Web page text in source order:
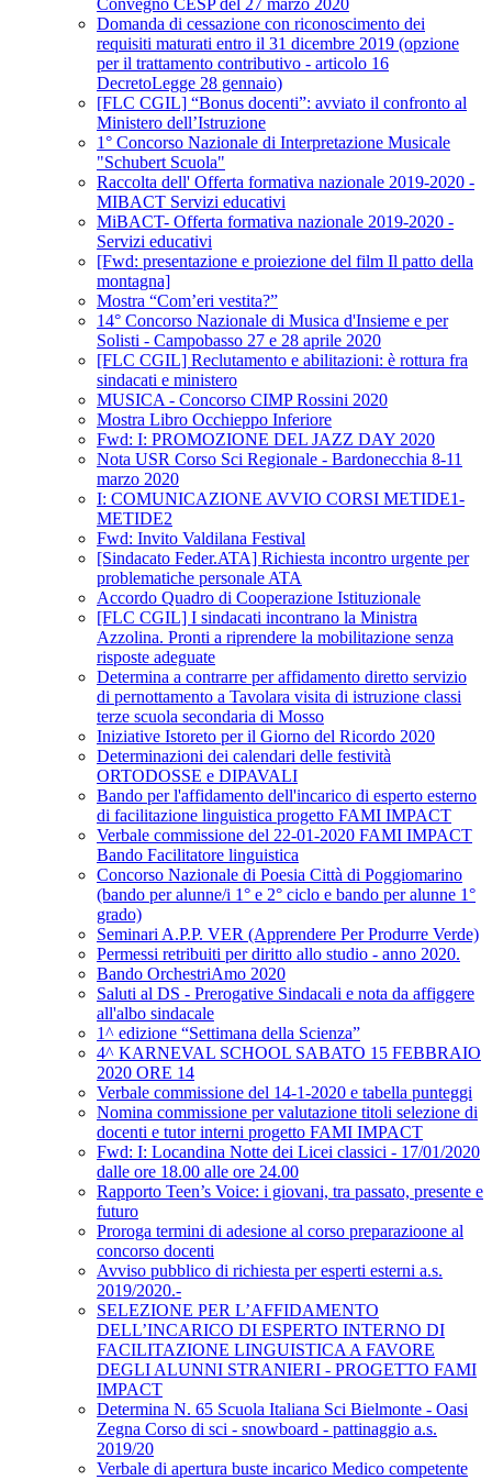
Convegno CESP del 27 marzo 2020
Domanda di cessazione con riconoscimento dei
requisiti maturati entro il 31 dicembre 2019 (opzione
per il trattamento contributivo - articolo 16
DecretoLegge 28 gennaio)
[FLC CGIL] “Bonus docenti”: avviato il confronto al
Ministero dell’Istruzione
1° Concorso Nazionale di Interpretazione Musicale
"Schubert Scuola"
Raccolta dell' Offerta formativa nazionale 2019-2020 -
MIBACT Servizi educativi
MiBACT- Offerta formativa nazionale 2019-2020 -
Servizi educativi
[Fwd: presentazione e proiezione del film Il patto della
montagna]
Mostra “Com’eri vestita?”
14° Concorso Nazionale di Musica d'Insieme e per
Solisti - Campobasso 27 e 28 aprile 2020
[FLC CGIL] Reclutamento e abilitazioni: è rottura fra
sindacati e ministero
MUSICA - Concorso CIMP Rossini 2020
Mostra Libro Occhieppo Inferiore
Fwd: I: PROMOZIONE DEL JAZZ DAY 2020
Nota USR Corso Sci Regionale - Bardonecchia 8-11
marzo 2020
I: COMUNICAZIONE AVVIO CORSI METIDE1-
METIDE2
Fwd: Invito Valdilana Festival
[Sindacato Feder.ATA] Richiesta incontro urgente per
problematiche personale ATA
Accordo Quadro di Cooperazione Istituzionale
[FLC CGIL] I sindacati incontrano la Ministra
Azzolina. Pronti a riprendere la mobilitazione senza
risposte adeguate
Determina a contrarre per affidamento diretto servizio
di pernottamento a Tavolara visita di istruzione classi
terze scuola secondaria di Mosso
Iniziative Istoreto per il Giorno del Ricordo 2020
Determinazioni dei calendari delle festività
ORTODOSSE e DIPAVALI
Bando per l'affidamento dell'incarico di esperto esterno
di facilitazione linguistica progetto FAMI IMPACT
Verbale commissione del 22-01-2020 FAMI IMPACT
Bando Facilitatore linguistica
Concorso Nazionale di Poesia Città di Poggiomarino
(bando per alunne/i 1° e 2° ciclo e bando per alunne 1°
grado)
Seminari A.P.P. VER (Apprendere Per Produrre Verde)
Permessi retribuiti per diritto allo studio - anno 2020.
Bando OrchestriAmo 2020
Saluti al DS - Prerogative Sindacali e nota da affiggere
all'albo sindacale
1^ edizione “Settimana della Scienza”
4^ KARNEVAL SCHOOL SABATO 15 FEBBRAIO
2020 ORE 14
Verbale commissione del 14-1-2020 e tabella punteggi
Nomina commissione per valutazione titoli selezione di
docenti e tutor interni progetto FAMI IMPACT
Fwd: I: Locandina Notte dei Licei classici - 17/01/2020
dalle ore 18.00 alle ore 24.00
Rapporto Teen’s Voice: i giovani, tra passato, presente e
futuro
Proroga termini di adesione al corso preparazioone al
concorso docenti
Avviso pubblico di richiesta per esperti esterni a.s.
2019/2020.-
SELEZIONE PER L’AFFIDAMENTO
DELL’INCARICO DI ESPERTO INTERNO DI
FACILITAZIONE LINGUISTICA A FAVORE
DEGLI ALUNNI STRANIERI - PROGETTO FAMI
IMPACT
Determina N. 65 Scuola Italiana Sci Bielmonte - Oasi
Zegna Corso di sci - snowboard - pattinaggio a.s.
2019/20
Verbale di apertura buste incarico Medico competente